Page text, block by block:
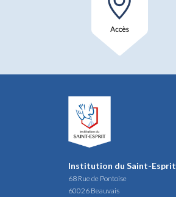
Institution du Saint-Esprit
68 Rue de Pontoise
60026 Beauvais